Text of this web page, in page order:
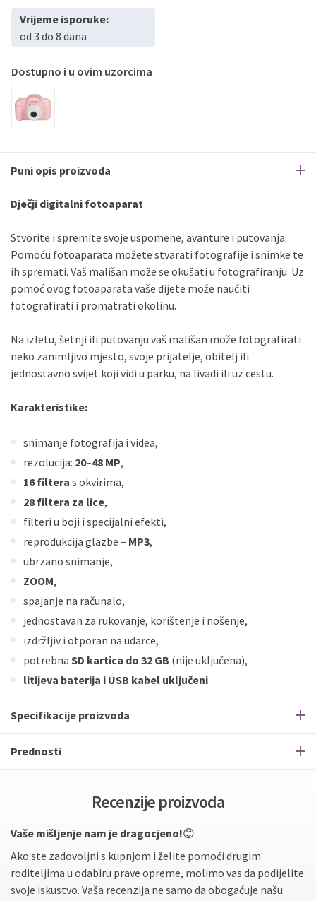
Vrijeme isporuke:
od 3 do 8 dana
Dostupno i u ovim uzorcima
Puni opis proizvoda
Dječji digitalni fotoaparat
Stvorite i spremite svoje uspomene, avanture i putovanja.
Pomoću fotoaparata možete stvarati fotografije i snimke te
ih spremati. Vaš mališan može se okušati u fotografiranju. Uz
pomoć ovog fotoaparata vaše dijete može naučiti
fotografirati i promatrati okolinu.
Na izletu, šetnji ili putovanju vaš mališan može fotografirati
neko zanimljivo mjesto, svoje prijatelje, obitelj ili
jednostavno svijet koji vidi u parku, na livadi ili uz cestu.
Karakteristike:
snimanje fotografija i videa,
rezolucija: 20–48 MP,
16 filtera s okvirima,
28 filtera za lice,
filteri u boji i specijalni efekti,
reprodukcija glazbe – MP3,
ubrzano snimanje,
ZOOM,
spajanje na računalo,
jednostavan za rukovanje, korištenje i nošenje,
izdržljiv i otporan na udarce,
potrebna SD kartica do 32 GB (nije uključena),
litijeva baterija i USB kabel uključeni.
Specifikacije proizvoda
Prednosti
Recenzije proizvoda
Vaše mišljenje nam je dragocjeno!😊
Ako ste zadovoljni s kupnjom i želite pomoći drugim
roditeljima u odabiru prave opreme, molimo vas da podijelite
svoje iskustvo. Vaša recenzija ne samo da obogaćuje našu